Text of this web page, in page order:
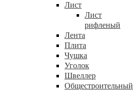
Лист
Лист
рифленый
Лента
Плита
Чушка
Уголок
Швеллер
Общестроительный